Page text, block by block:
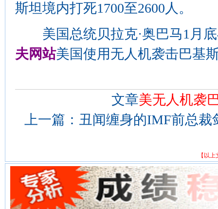
斯坦境内打死1700至2600人。
美国总统贝拉克·奥巴马1月底
夫网站美国使用无人机袭击巴基
文章美无人机袭
上一篇： 丑闻缠身的IMF前总裁
【以